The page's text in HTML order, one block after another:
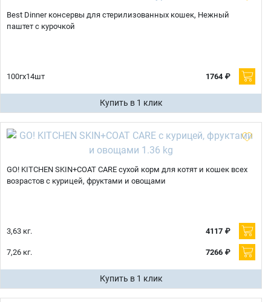
Best Dinner консервы для стерилизованных кошек, Нежный
паштет с курочкой
100гх14шт 1764 ₽
Купить в 1 клик
GO! KITCHEN SKIN+COAT CARE сухой корм для котят и кошек всех
возрастов с курицей, фруктами и овощами
3,63 кг. 4117 ₽
7,26 кг. 7266 ₽
Купить в 1 клик